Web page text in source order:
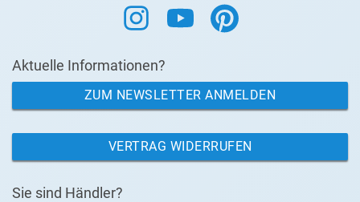
Aktuelle Informationen?
ZUM NEWSLETTER ANMELDEN
VERTRAG WIDERRUFEN
Sie sind Händler?